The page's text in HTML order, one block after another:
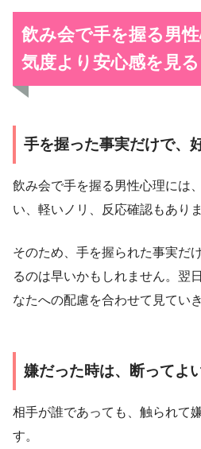
飲み会で手を握る男
気度より安心感を見る
手を握った事実だけで、
飲み会で手を握る男性心理には
い、軽いノリ、反応確認もありま
そのため、手を握られた事実だ
るのは早いかもしれません。翌
なたへの配慮を合わせて見てい
嫌だった時は、断ってよ
相手が誰であっても、触られて
す。